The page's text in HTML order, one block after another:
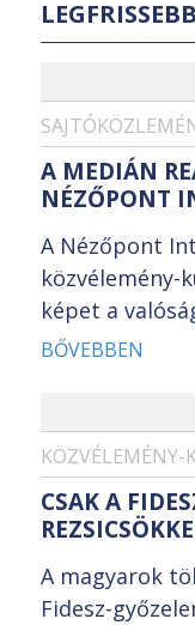
A MEDIÁN
NÉZŐPONT
A Nézőpont
képet a
BŐVEBBEN
KÖZVÉLEMÉNY-
CSAK A
A magyarok
Fidesz-